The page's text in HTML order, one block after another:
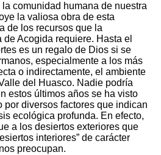
comunidad humana de nuestra
la valiosa obra de esta
de los recursos que la
Acogida requiere. Hasta el
es un regalo de Dios si se
especialmente a los más
o indirectamente, el ambiente
del Huasco. Nadie podría
estos últimos años se ha visto
por diversos factores que indican
ecológica profunda. En efecto,
a los desiertos exteriores que
interiores” de carácter
preocupan.